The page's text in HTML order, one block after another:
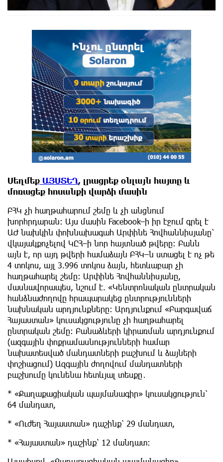
Սեղմեք ԱՅՍՏԵՂ, լրացրեք օնլայն հայտը և
մոռացեք հոսանքի վարձի մասին
ԲՀԿ չի հաղթահարում շեմը և չի անցնում
խորհրդարան։ Այս մասին Facebook–ի իր էջում գրել է
ԱԺ նախկին փոխնախագահ Արփինե Հովհաննիսյանը՝
վկայակքոչելով ԿԸՀ–ի նոր հայտնած թվերը։ Բանն
այն է, որ այդ թվերի համաձայն ԲՀԿ–ն ստացել է ոչ թե
4 տոկոս, այլ 3.996 տոկոս ձայն, հետևաբար չի
հաղթահարել շեմը։ Արփինե Հովհաննիսյանը,
մասնավորապես, նշում է. «Կենտրոնական ընտրական
հանձնաժողովը հրապարակեց ընտրությունների
նախնական արդյունքները։ Արդյունքում «Բարգավաճ
Հայաստան» կուսակցությունը չի հաղթահարել
ընտրական շեմը։ Բանաձևերի կիրառման արդյունքում
(ազգային փոքրամասնությունների համար
նախատեսված մանդատների բաշխում և ձայների
փոշիացում) Ազգային ժողովում մանդատների
բաշխումը կունենա հետևյալ տեսքը․
* «Քաղաքացիական պայմանագիր» կուսակցություն՝
64 մանդատ,
* «Ուժեղ Հայաստան» դաշինք՝ 29 մանդատ,
* «Հայաստան» դաշինք՝ 12 մանդատ։